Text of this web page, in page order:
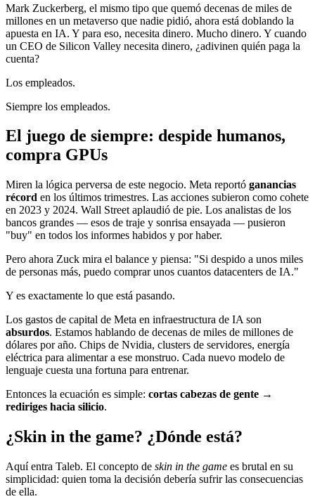
Mark Zuckerberg, el mismo tipo que quemó decenas de miles de
millones en un metaverso que nadie pidió, ahora está doblando la
apuesta en IA. Y para eso, necesita dinero. Mucho dinero. Y cuando
un CEO de Silicon Valley necesita dinero, ¿adivinen quién paga la
cuenta?
Los empleados.
Siempre los empleados.
El juego de siempre: despide humanos,
compra GPUs
Miren la lógica perversa de este negocio. Meta reportó ganancias
récord en los últimos trimestres. Las acciones subieron como cohete
en 2023 y 2024. Wall Street aplaudió de pie. Los analistas de los
bancos grandes — esos de traje y sonrisa ensayada — pusieron
"buy" en todos los informes habidos y por haber.
Pero ahora Zuck mira el balance y piensa: "Si despido a unos miles
de personas más, puedo comprar unos cuantos datacenters de IA."
Y es exactamente lo que está pasando.
Los gastos de capital de Meta en infraestructura de IA son
absurdos. Estamos hablando de decenas de miles de millones de
dólares por año. Chips de Nvidia, clusters de servidores, energía
eléctrica para alimentar a ese monstruo. Cada nuevo modelo de
lenguaje cuesta una fortuna para entrenar.
Entonces la ecuación es simple: cortas cabezas de gente →
rediriges hacia silicio.
¿Skin in the game? ¿Dónde está?
Aquí entra Taleb. El concepto de skin in the game es brutal en su
simplicidad: quien toma la decisión debería sufrir las consecuencias
de ella.